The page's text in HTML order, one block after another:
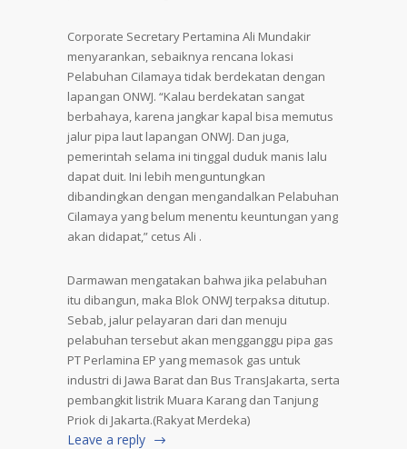
Corporate Secretary Pertamina Ali Mundakir
menyarankan, sebaiknya rencana lokasi
Pelabuhan Cilamaya tidak berdekatan dengan
lapangan ONWJ. “Kalau berdekatan sangat
berbahaya, karena jangkar kapal bisa memutus
jalur pipa laut lapangan ONWJ. Dan juga,
pemerintah selama ini tinggal duduk manis lalu
dapat duit. Ini lebih menguntungkan
dibandingkan dengan mengandalkan Pelabuhan
Cilamaya yang belum menentu keuntungan yang
akan didapat,” cetus Ali .
Darmawan mengatakan bahwa jika pelabuhan
itu dibangun, maka Blok ONWJ terpaksa ditutup.
Sebab, jalur pelayaran dari dan menuju
pelabuhan tersebut akan mengganggu pipa gas
PT Perlamina EP yang memasok gas untuk
industri di Jawa Barat dan Bus TransJakarta, serta
pembangkit listrik Muara Karang dan Tanjung
Priok di Jakarta.(Rakyat Merdeka)
Leave a reply